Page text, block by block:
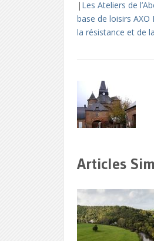
| Les Ateliers de
base de loisirs AXO
la résistance et de
Articles